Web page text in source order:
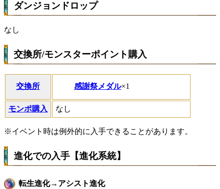
ダンジョンドロップ
なし
交換所/モンスターポイント購入
交換所 感謝祭メダル×1
モンポ購入 なし
※イベント時は例外的に入手できることがあります。
進化での入手【進化系統】
転生進化→アシスト進化